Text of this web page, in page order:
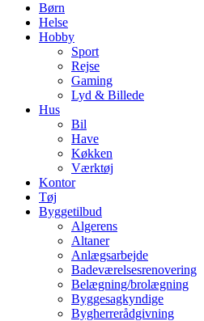
Børn
Helse
Hobby
Sport
Rejse
Gaming
Lyd & Billede
Hus
Bil
Have
Køkken
Værktøj
Kontor
Tøj
Byggetilbud
Algerens
Altaner
Anlægsarbejde
Badeværelsesrenovering
Belægning/brolægning
Byggesagkyndige
Bygherrerådgivning